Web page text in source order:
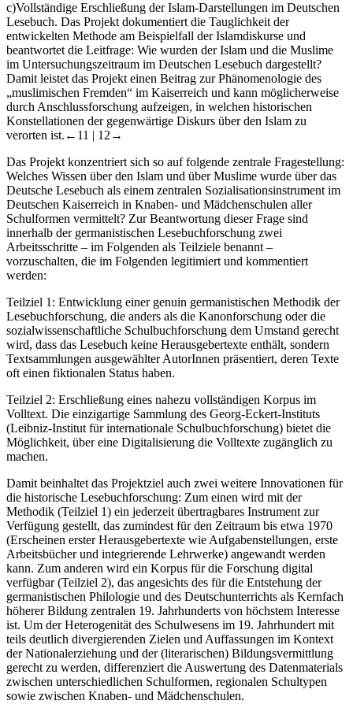
c)Vollständige Erschließung der Islam-Darstellungen im Deutschen
Lesebuch. Das Projekt dokumentiert die Tauglichkeit der
entwickelten Methode am Beispielfall der Islamdiskurse und
beantwortet die Leitfrage: Wie wurden der Islam und die Muslime
im Untersuchungszeitraum im Deutschen Lesebuch dargestellt?
Damit leistet das Projekt einen Beitrag zur Phänomenologie des
„muslimischen Fremden“ im Kaiserreich und kann möglicherweise
durch Anschlussforschung aufzeigen, in welchen historischen
Konstellationen der gegenwärtige Diskurs über den Islam zu
verorten ist. ←11 | 12→
Das Projekt konzentriert sich so auf folgende zentrale Fragestellung:
Welches Wissen über den Islam und über Muslime wurde über das
Deutsche Lesebuch als einem zentralen Sozialisationsinstrument im
Deutschen Kaiserreich in Knaben- und Mädchenschulen aller
Schulformen vermittelt? Zur Beantwortung dieser Frage sind
innerhalb der germanistischen Lesebuchforschung zwei
Arbeitsschritte – im Folgenden als Teilziele benannt –
vorzuschalten, die im Folgenden legitimiert und kommentiert
werden:
Teilziel 1: Entwicklung einer genuin germanistischen Methodik der
Lesebuchforschung, die anders als die Kanonforschung oder die
sozialwissenschaftliche Schulbuchforschung dem Umstand gerecht
wird, dass das Lesebuch keine Herausgebertexte enthält, sondern
Textsammlungen ausgewählter AutorInnen präsentiert, deren Texte
oft einen fiktionalen Status haben.
Teilziel 2: Erschließung eines nahezu vollständigen Korpus im
Volltext. Die einzigartige Sammlung des Georg-Eckert-Instituts
(Leibniz-Institut für internationale Schulbuchforschung) bietet die
Möglichkeit, über eine Digitalisierung die Volltexte zugänglich zu
machen.
Damit beinhaltet das Projektziel auch zwei weitere Innovationen für
die historische Lesebuchforschung: Zum einen wird mit der
Methodik (Teilziel 1) ein jederzeit übertragbares Instrument zur
Verfügung gestellt, das zumindest für den Zeitraum bis etwa 1970
(Erscheinen erster Herausgebertexte wie Aufgabenstellungen, erste
Arbeitsbücher und integrierende Lehrwerke) angewandt werden
kann. Zum anderen wird ein Korpus für die Forschung digital
verfügbar (Teilziel 2), das angesichts des für die Entstehung der
germanistischen Philologie und des Deutschunterrichts als Kernfach
höherer Bildung zentralen 19. Jahrhunderts von höchstem Interesse
ist. Um der Heterogenität des Schulwesens im 19. Jahrhundert mit
teils deutlich divergierenden Zielen und Auffassungen im Kontext
der Nationalerziehung und der (literarischen) Bildungsvermittlung
gerecht zu werden, differenziert die Auswertung des Datenmaterials
zwischen unterschiedlichen Schulformen, regionalen Schultypen
sowie zwischen Knaben- und Mädchenschulen.